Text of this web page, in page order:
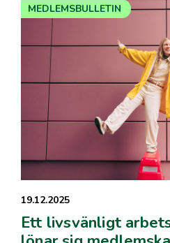
19.12.2025
Ett livsvänligt
MEDLEMSBULLETIN